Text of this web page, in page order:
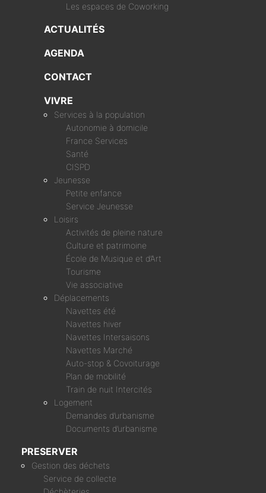
Les espaces de Coworking
ACTUALITÉS
AGENDA
CONTACT
VIVRE
Services à la population
Autonomie à domicile
France Services
Santé
CISPD
Jeunesse
Petite enfance
Service Jeunesse
Loisirs
Activités de pleine nature
Culture et patrimoine
École de Musique et d’Art
Tourisme
Vie associative
Déplacements
Navettes été
Navettes hiver
Navettes Intersaisons
Navettes Marché
Auto-stop & Covoiturage
Plan de mobilité
Train de nuit Intercités
Logement
Demandes d’urbanisme
Documents d’urbanisme
PRESERVER
Gestion des déchets
Service de collecte